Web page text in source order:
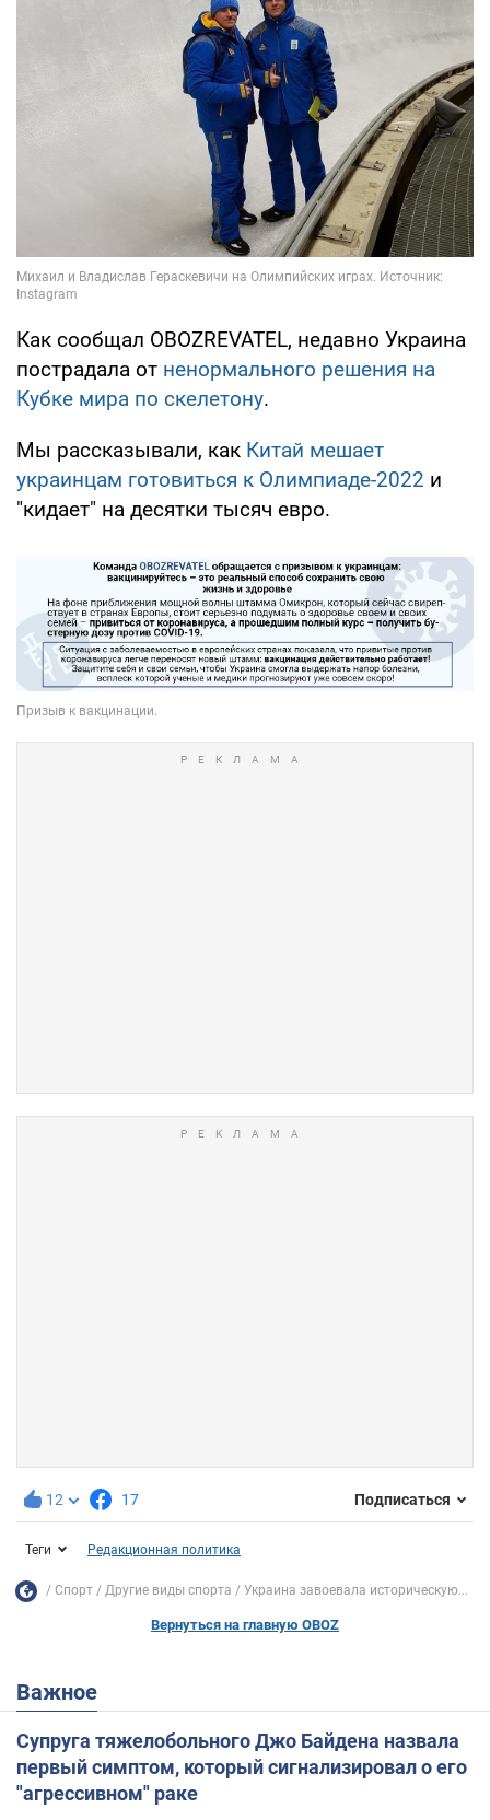
Как сообщал OBOZREVATEL, недавно Украина
пострадала от ненормального решения на
Кубке мира по скелетону.
Мы рассказывали, как Китай мешает
украинцам готовиться к Олимпиаде-2022 и
"кидает" на десятки тысяч евро.
12 17 Подписаться
Теги Редакционная политика
Спорт Другие виды спорта Украина завоевала историческую...
Вернуться на главную OBOZ
Важное
Супруга тяжелобольного Джо Байдена назвала
первый симптом, который сигнализировал о его
"агрессивном" раке